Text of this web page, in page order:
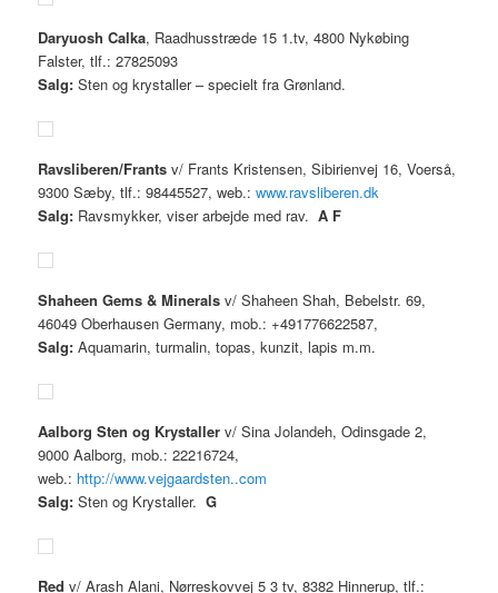
Daryuosh Calka, Raadhusstræde 15 1.tv, 4800 Nykøbing
Falster, tlf.: 27825093
Salg: Sten og krystaller – specielt fra Grønland.
Ravsliberen/Frants v/ Frants Kristensen, Sibirienvej 16, Voerså,
9300 Sæby, tlf.: 98445527, web.:www.ravsliberen.dk
Salg: Ravsmykker, viser arbejde med rav.A F
Shaheen Gems & Minerals v/ Shaheen Shah, Bebelstr. 69,
46049 Oberhausen Germany, mob.: +491776622587,
Salg: Aquamarin, turmalin, topas, kunzit, lapis m.m.
Aalborg Sten og Krystaller v/ Sina Jolandeh, Odinsgade 2,
9000 Aalborg, mob.: 22216724,
web.: http://www.vejgaardsten..com
Salg: Sten og Krystaller.G
Redv/ Arash Alani, Nørreskovvej 5 3 tv, 8382 Hinnerup, tlf.: